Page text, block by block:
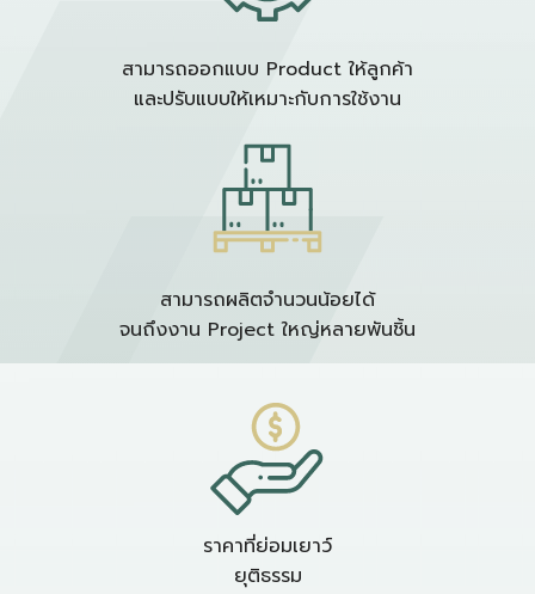
สามารถออกแบบ Product ให้ลูกค้า
และปรับแบบให้เหมาะกับการใช้งาน
สามารถผลิตจำนวนน้อยได้
จนถึงงาน Project ใหญ่หลายพันชิ้น
ราคาที่ย่อมเยาว์
ยุติธรรม